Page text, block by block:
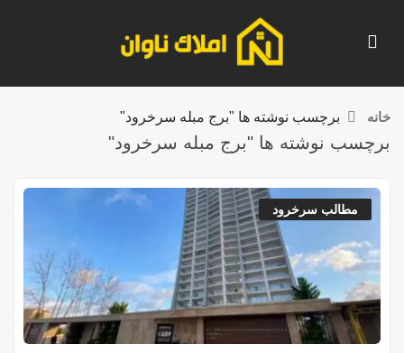
خانه برچسب نوشته ها "برج مبله سرخرود"
برچسب نوشته ها "برج مبله سرخرود"
مطالب سرخرود